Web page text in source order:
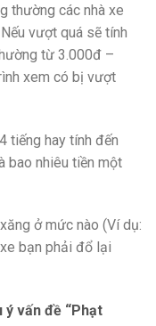
thường các nhà xe
vượt quá sẽ tính
từ 3.000đ –
xem có bị vượt
tiếng hay tính đến
bao nhiêu tiền một
ở mức nào (Ví dụ:
bạn phải đổ lại
vấn đề “Phạt